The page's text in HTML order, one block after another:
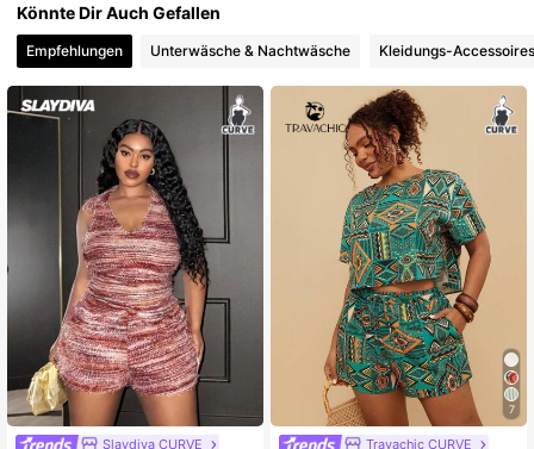
4,81 629K Follower
4,81 629K Follower
4,81 629K Follower
4,81 629K Follower
4,81 629K Follower
Könnte Dir Auch Gefallen
Empfehlungen Unterwäsche & Nachtwäsche Kleidungs-Accessoires
Slaydiva CURVE
7
Travachic CURVE